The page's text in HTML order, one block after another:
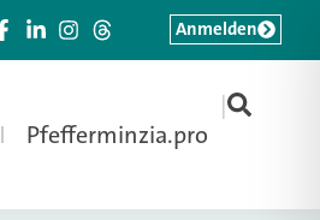
Pfefferminzia.pro
|
Anmelden